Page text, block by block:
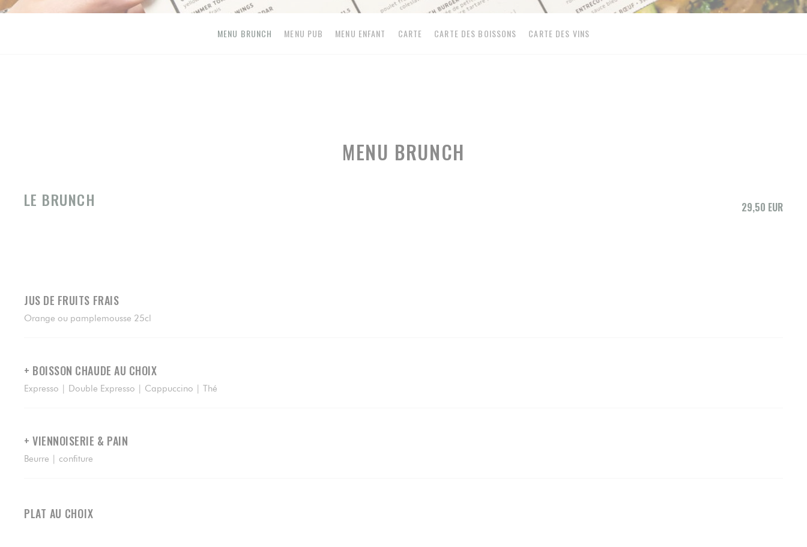
MENU BRUNCH MENU PUB MENU ENFANT CARTE CARTE DES BOISSONS CARTE DES VINS
MENU BRUNCH
LE BRUNCH 29,50 EUR
JUS DE FRUITS FRAIS
Orange ou pamplemousse 25cl
+ BOISSON CHAUDE AU CHOIX
Expresso | Double Expresso | Cappuccino | Thé
+ VIENNOISERIE & PAIN
Beurre | confiture
PLAT AU CHOIX